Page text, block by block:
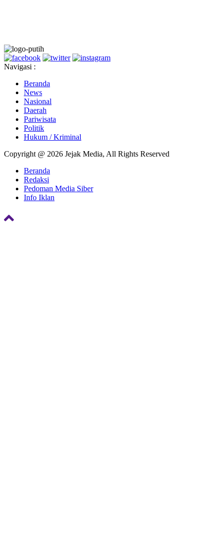
Navigasi :
Beranda
News
Nasional
Daerah
Pariwisata
Politik
Hukum / Kriminal
Copyright @ 2026 Jejak Media, All Rights Reserved
Beranda
Redaksi
Pedoman Media Siber
Info Iklan